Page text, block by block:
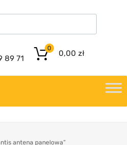
89 71
0,00 zł
0
antena panelowa”